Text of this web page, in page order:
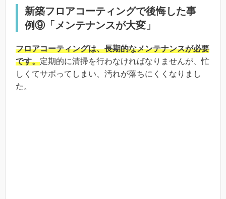
新築フロアコーティングで後悔した事
例⑨「メンテナンスが大変」
フロアコーティングは、長期的なメンテナンスが必要
です。定期的に清掃を行わなければなりませんが、忙
しくてサボってしまい、汚れが落ちにくくなりまし
た。